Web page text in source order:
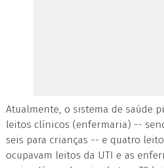
Atualmente, o sistema de saúde
leitos clínicos (enfermaria) --
seis para crianças -- e quatro
ocupavam leitos da UTI e as